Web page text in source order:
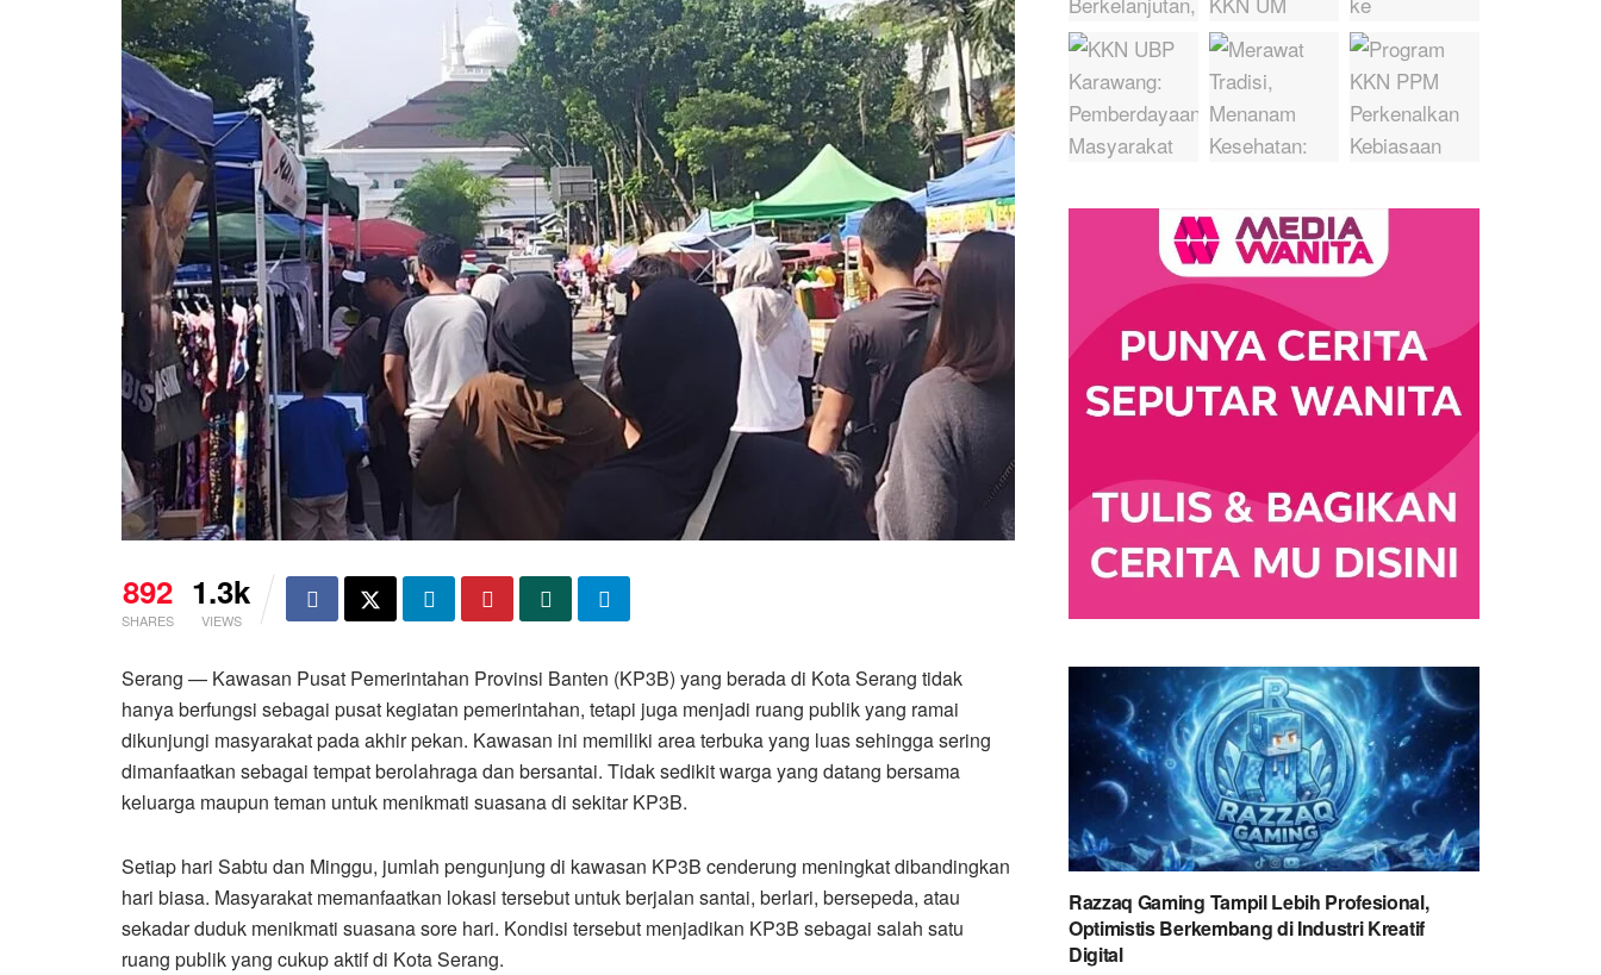
892
SHARES
1.3k
VIEWS
Serang — Kawasan Pusat Pemerintahan Provinsi Banten (KP3B) yang berada di Kota Serang tidak
hanya berfungsi sebagai pusat kegiatan pemerintahan, tetapi juga menjadi ruang publik yang ramai
dikunjungi masyarakat pada akhir pekan. Kawasan ini memiliki area terbuka yang luas sehingga sering
dimanfaatkan sebagai tempat berolahraga dan bersantai. Tidak sedikit warga yang datang bersama
keluarga maupun teman untuk menikmati suasana di sekitar KP3B.
Setiap hari Sabtu dan Minggu, jumlah pengunjung di kawasan KP3B cenderung meningkat dibandingkan
hari biasa. Masyarakat memanfaatkan lokasi tersebut untuk berjalan santai, berlari, bersepeda, atau
sekadar duduk menikmati suasana sore hari. Kondisi tersebut menjadikan KP3B sebagai salah satu
ruang publik yang cukup aktif di Kota Serang.
Razzaq Gaming Tampil Lebih Profesional,
Optimistis Berkembang di Industri Kreatif
Digital